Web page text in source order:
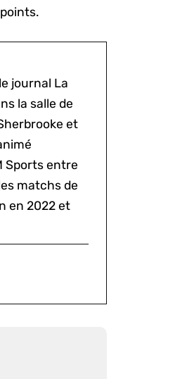
journal La
la salle de
et
Sports entre
matchs de
en 2022 et